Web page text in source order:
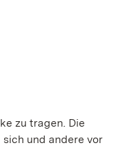
zu tragen. Die
und andere vor